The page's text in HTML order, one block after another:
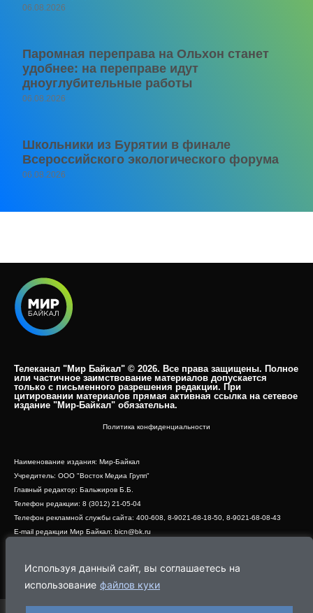
Используя данный сайт, вы соглашаетесь на
использование файлов куки
06.08.2026
Паромная переправа на Ольхон станет
удобнее: на переправе идут
дноуглубительные работы
06.08.2026
Школьники из Бурятии в финале
Всероссийского экологического форума
06.08.2026
Телеканал "Мир Байкал" © 2026. Все права защищены. Полное
или частичное заимствование материалов допускается
только с письменного разрешения редакции. При
цитировании материалов прямая активная ссылка на сетевое
издание "Мир-Байкал" обязательна.​
Политика конфиденциальности
Наименование издания: Мир-Байкал
Учредитель: ООО "Восток Медиа Групп"
Главный редактор: Бальжиров Б.Б.
Телефон редакции: 8 (3012) 21-05-04
Телефон рекламной службы сайта: 400-608, 8-9021-68-18-50, 8-9021-68-08-43
E-mail редакции Мир Байкал: bicn@bk.ru
Адрес редакции: 670000, г. Улан-Удэ, ул. Профсоюзная, дом 44, офис 1